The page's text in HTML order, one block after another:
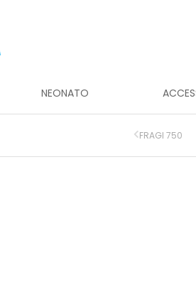
NEONATO
FRAGI 750